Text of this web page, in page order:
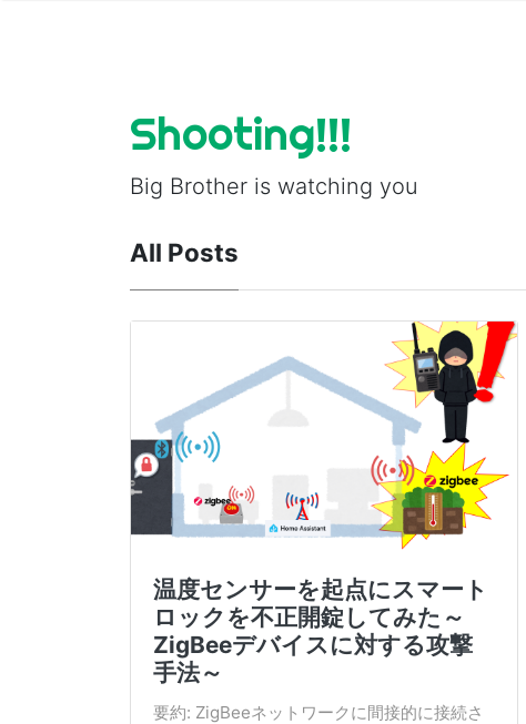
Shooting!!!
Big Brother is watching you
All Posts
温度センサーを起点にスマート
ロックを不正開錠してみた～
ZigBeeデバイスに対する攻撃
手法～
要約: ZigBeeネットワークに間接的に接続さ